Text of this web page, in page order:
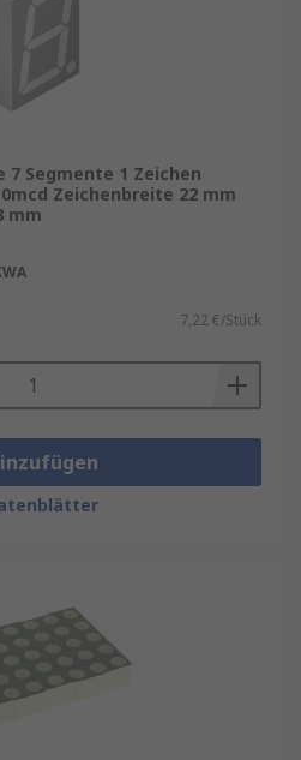
7 Segmente 1 Zeichen
Zeichenbreite 22 mm
mm
7,22 €/Stück